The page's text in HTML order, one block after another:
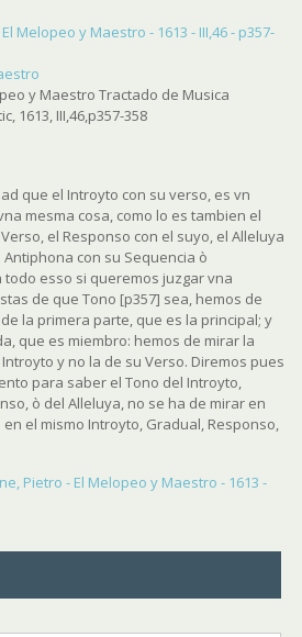
Melopeo y Maestro - 1613 - III,46 - p357-
y Maestro Tractado de Musica
1613, III,46,p357-358
que el Introyto con su verso, es vn
mesma cosa, como lo es tambien el
el Responso con el suyo, el Alleluya
Antiphona con su Sequencia ò
todo esso si queremos juzgar vna
de que Tono [p357] sea, hemos de
la primera parte, que es la principal; y
que es miembro: hemos de mirar la
y no la de su Verso. Diremos pues
para saber el Tono del Introyto,
ò del Alleluya, no se ha de mirar en
el mismo Introyto, Gradual, Responso,
Pietro - El Melopeo y Maestro - 1613 -